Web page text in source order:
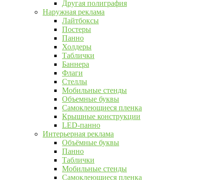
Другая полиграфия
Наружная реклама
Лайтбоксы
Постеры
Панно
Холдеры
Таблички
Баннера
Флаги
Стеллы
Мобильные стенды
Объемные буквы
Самоклеющиеся пленка
Крышные конструкции
LED-панно
Интерьерная реклама
Объёмные буквы
Панно
Таблички
Мобильные стенды
Самоклеющиеся пленка